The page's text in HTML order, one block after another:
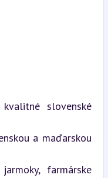
slovenské
a maďarskou
farmárske